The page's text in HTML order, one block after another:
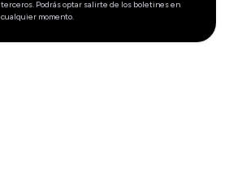
terceros. Podrás optar salirte de los boletines en
cualquier momento.